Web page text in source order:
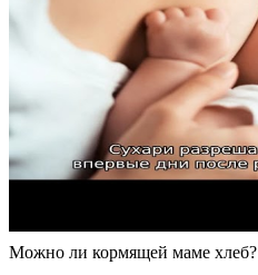
Можно ли кормящей маме хлеб?